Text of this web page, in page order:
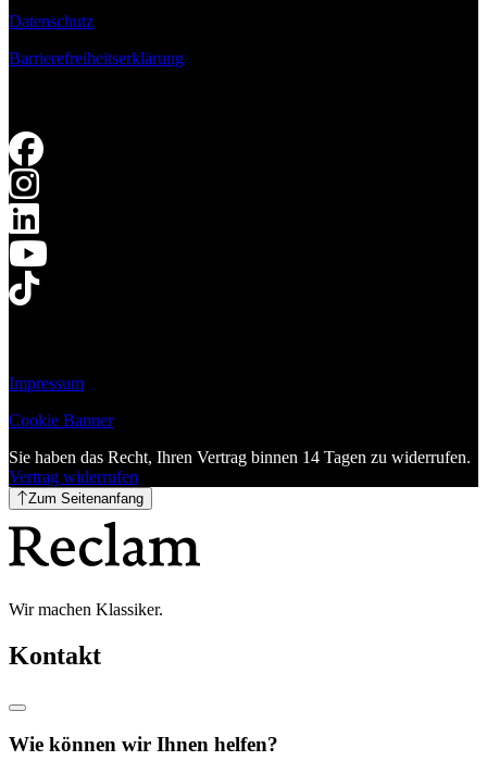
Datenschutz
Barrierefreiheitserklärung
Impressum
Cookie Banner
Sie haben das Recht, Ihren Vertrag binnen 14 Tagen zu widerrufen.
Vertrag widerrufen
Zum Seitenanfang
Wir machen Klassiker.
Kontakt
Wie können wir Ihnen helfen?